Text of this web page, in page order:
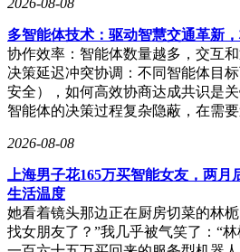
2026-08-08
多智能体技术：驱动智慧交通革新
协作效率：智能体数量越多，交互
决策延迟冲突协调：不同智能体目
安全），如何高效协商达成共识是
智能体的决策过程复杂隐蔽，在需
2026-08-08
上海男子花165万买智能女友，两月
生活温度
她看着镜头那边正在厨房切菜的林
找女朋友了？”我几乎被气笑了：“